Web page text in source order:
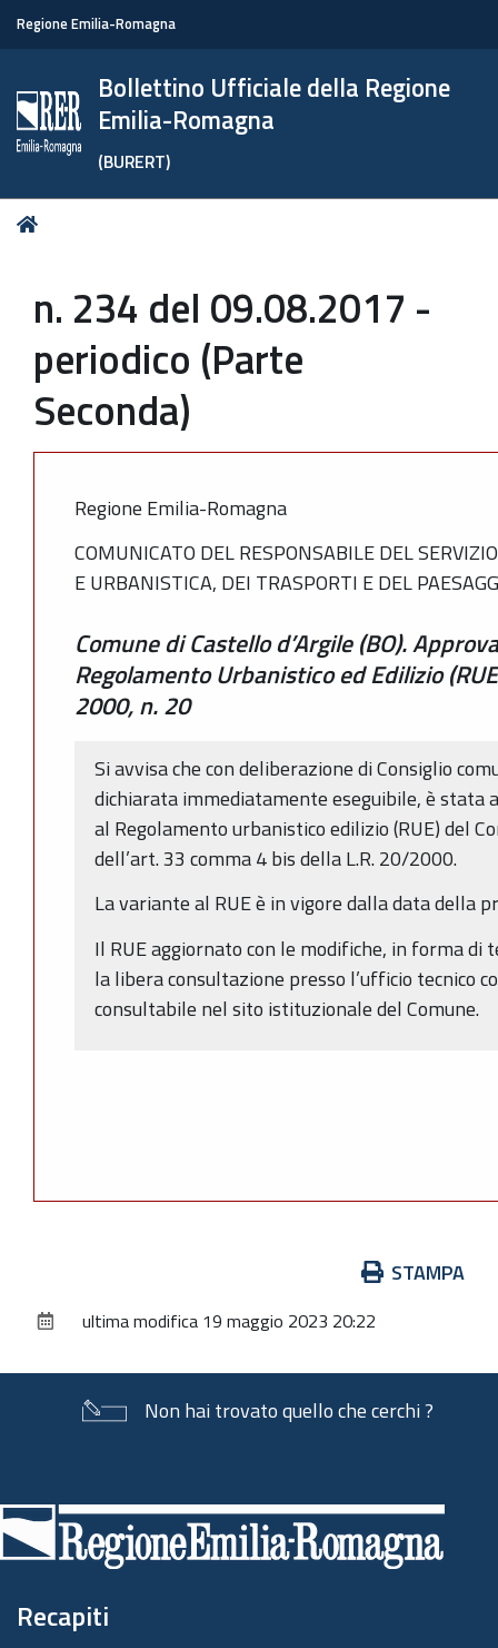
Regione Emilia-Romagna
Bollettino Ufficiale della Regione
Emilia-Romagna
(BURERT)
Tu
n. 234 del 09.08.2017 -
periodico (Parte
Seconda)
Regione Emilia-Romagna
COMUNICATO DEL RESPONSABILE DEL
E URBANISTICA, DEI TRASPORTI E DEL
Comune di Castello d’Argile (BO).
Regolamento Urbanistico ed Edilizio
2000, n. 20
Si avvisa che con deliberazione di Consiglio
dichiarata immediatamente eseguibile, è
al Regolamento urbanistico edilizio (RUE) del
dell’art. 33 comma 4 bis della L.R. 20/2000.
La variante al RUE è in vigore dalla data della
Il RUE aggiornato con le modifiche, in forma di
la libera consultazione presso l’ufficio tecnico
consultabile nel sito istituzionale del Comune.
documento
STAMPA
ultima modifica 19 maggio 2023 20:22
Non hai trovato quello che cerchi ?
di
pagina
Recapiti